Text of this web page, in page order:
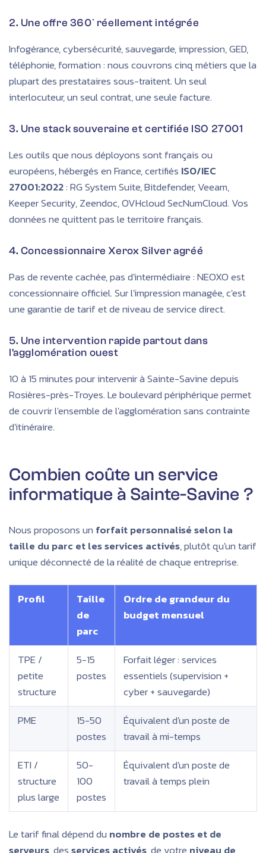
2. Une offre 360° réellement intégrée
Infogérance, cybersécurité, sauvegarde, impression, GED,
téléphonie, formation : nous couvrons cinq métiers que la
plupart des prestataires sous-traitent. Un seul
interlocuteur, un seul contrat, une seule facture.
3. Une stack souveraine et certifiée ISO 27001
Les outils que nous déployons sont français ou
européens, hébergés en France, certifiés ISO/IEC
27001:2022: RG System Suite, Bitdefender, Veeam,
Keeper Security, Zeendoc, OVHcloud SecNumCloud. Vos
données ne quittent pas le territoire français.
4. Concessionnaire Xerox Silver agréé
Pas de revente cachée, pas d'intermédiaire : NEOXO est
concessionnaire officiel. Sur l'impression managée, c'est
une garantie de tarif et de niveau de service direct.
5. Une intervention rapide partout dans
l'agglomération ouest
10 à 15 minutes pour intervenir à Sainte-Savine depuis
Rosières-près-Troyes. Le boulevard périphérique permet
de couvrir l'ensemble de l'agglomération sans contrainte
d'itinéraire.
Combien coûte un service
informatique à Sainte-Savine ?
Nous proposons un forfait personnalisé selon la
taille du parc et les services activés, plutôt qu'un tarif
unique déconnecté de la réalité de chaque entreprise.
Profil
Taille
de
parc
Ordre de grandeur du
budget mensuel
TPE /
petite
structure
5-15
postes
Forfait léger : services
essentiels (supervision +
cyber + sauvegarde)
PME
15-50
postes
Équivalent d'un poste de
travail à mi-temps
ETI /
structure
plus large
50-
100
postes
Équivalent d'un poste de
travail à temps plein
Le tarif final dépend du nombre de postes et de